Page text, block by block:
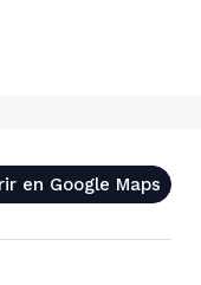
en Google Maps
Prados Del Este